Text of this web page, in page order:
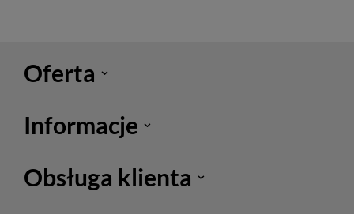
Oferta
Informacje
Obsługa klienta